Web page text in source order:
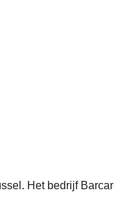
Het bedrijf